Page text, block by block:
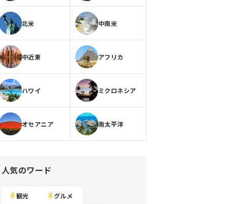
北米 中南米
中近東 アフリカ
ハワイ ミクロネシア
オセアニア 南太平洋
人気のワード
観光 グルメ